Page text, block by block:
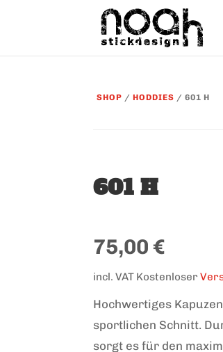
SHOP /HODDIES / 601 H
601 H
75,00€
incl. VAT Kostenloser
Hochwertiges
sportlichen Schnitt.
sorgt es für den